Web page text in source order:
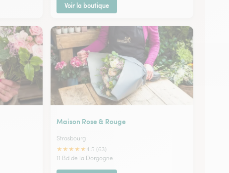
Voir la boutique
Maison Rose & Rouge
Strasbourg
★★★★★4.5 (63)
11 Bd de la Dorgogne